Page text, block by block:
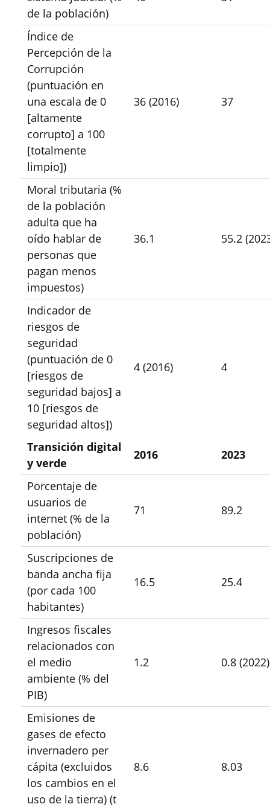
de la población)
Índice de
Percepción de la
Corrupción
(puntuación en
una escala de 0
[altamente
corrupto] a 100
[totalmente
limpio])
36 (2016) 37
Moral tributaria (%
de la población
adulta que ha
oído hablar de
personas que
pagan menos
impuestos)
36.1 55.2
Indicador de
riesgos de
seguridad
(puntuación de 0
[riesgos de
seguridad bajos] a
10 [riesgos de
seguridad altos])
4 (2016) 4
Transición digital
y verde
2016 2023
Porcentaje de
usuarios de
internet (% de la
población)
71 89.2
Suscripciones de
banda ancha fija
(por cada 100
habitantes)
16.5 25.4
Ingresos fiscales
relacionados con
el medio
ambiente (% del
PIB)
1.2 0.8 (2022)
Emisiones de
gases de efecto
invernadero per
cápita (excluidos
los cambios en el
uso de la tierra) (t
8.6 8.03